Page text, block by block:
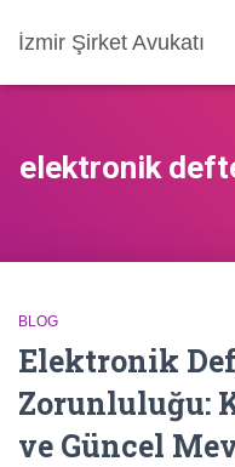
İzmir Şirket Avukatı
elektronik
BLOG
Elektronik
Zorunluluğu:
ve Güncel